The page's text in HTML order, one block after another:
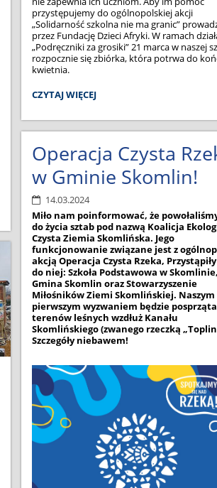
przystępujemy do ogólnopolskiej akcji
„Solidarność szkolna nie ma granic”
przez Fundację Dzieci Afryki. W ramach
„Podręczniki za grosiki” 21 marca w naszej
rozpocznie się zbiórka, która potrwa do
kwietnia.
SOLIDARNOŚĆ
NIE
MA
GRANIC:
CZYTAJ WIĘCEJ
Operacja Czysta
w Gminie Skomlin!
14.03.2024
Miło nam poinformować, że
do życia sztab pod nazwą Koalicja
Czysta Ziemia Skomlińska. Jego
funkcjonowanie związane jest z
akcją Operacja Czysta Rzeka, Przystąpiły
do niej: Szkoła Podstawowa w Skomlinie,
Gmina Skomlin oraz Stowarzyszenie
Miłośników Ziemi Skomlińskiej. Naszym
pierwszym wyzwaniem będzie
terenów leśnych wzdłuż Kanału
Skomlińskiego (zwanego rzeczką
Szczegóły niebawem!